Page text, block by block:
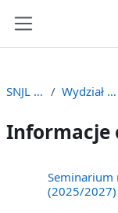
SNJL (2025/2026) Wydział Anglistyki (2025/26)
Informacje
Seminarium
(2025/2027)